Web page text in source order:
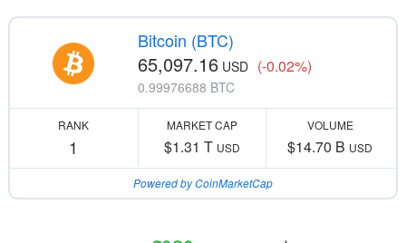
Bitcoin (BTC)
65,097.16 USD (-0.02%)
0.99976688 BTC
RANK
1
MARKET CAP
$1.31 T USD
VOLUME
$14.70 B USD
Powered by CoinMarketCap